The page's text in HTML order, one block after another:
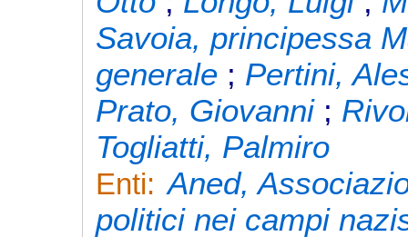
Savoia, principessa
generale ; Pertini,
Prato, Giovanni;
Togliatti, Palmiro
Enti: Aned,
politici nei campi